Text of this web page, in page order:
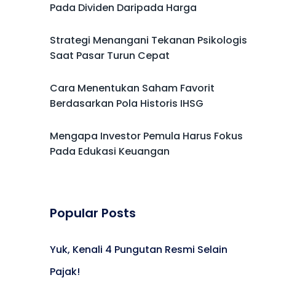
Pada Dividen Daripada Harga
Strategi Menangani Tekanan Psikologis
Saat Pasar Turun Cepat
Cara Menentukan Saham Favorit
Berdasarkan Pola Historis IHSG
Mengapa Investor Pemula Harus Fokus
Pada Edukasi Keuangan
Popular Posts
Yuk, Kenali 4 Pungutan Resmi Selain
Pajak!